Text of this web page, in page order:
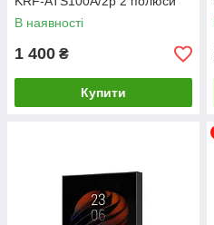
(51-00100)
В наявності
1 400 ₴
Купити